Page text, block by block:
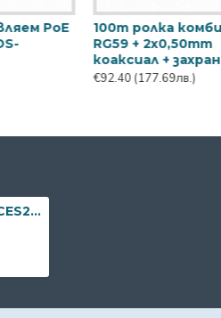
100m ролка комбиниран
RG59 + 2x0,50mm
коаксиал + захранване
(177.69лв.)
PoE суич Wi-Tek WI-PCES206, 6-портов